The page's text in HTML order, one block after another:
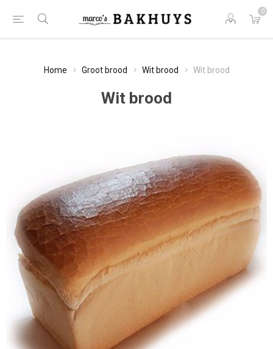
0
Home Groot brood Wit brood Wit brood
Wit brood